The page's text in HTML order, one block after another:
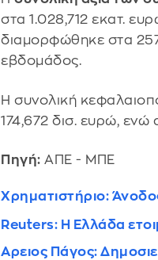
στα 1.028,712 εκατ.
διαμορφώθηκε στα
εβδομάδος.
Η συνολική
174,672 δισ. ευρώ, ενώ
Πηγή: ΑΠΕ - ΜΠΕ
Χρηματιστήριο:
Reuters: Η Ελλάδα
Αρειος Πάγος: